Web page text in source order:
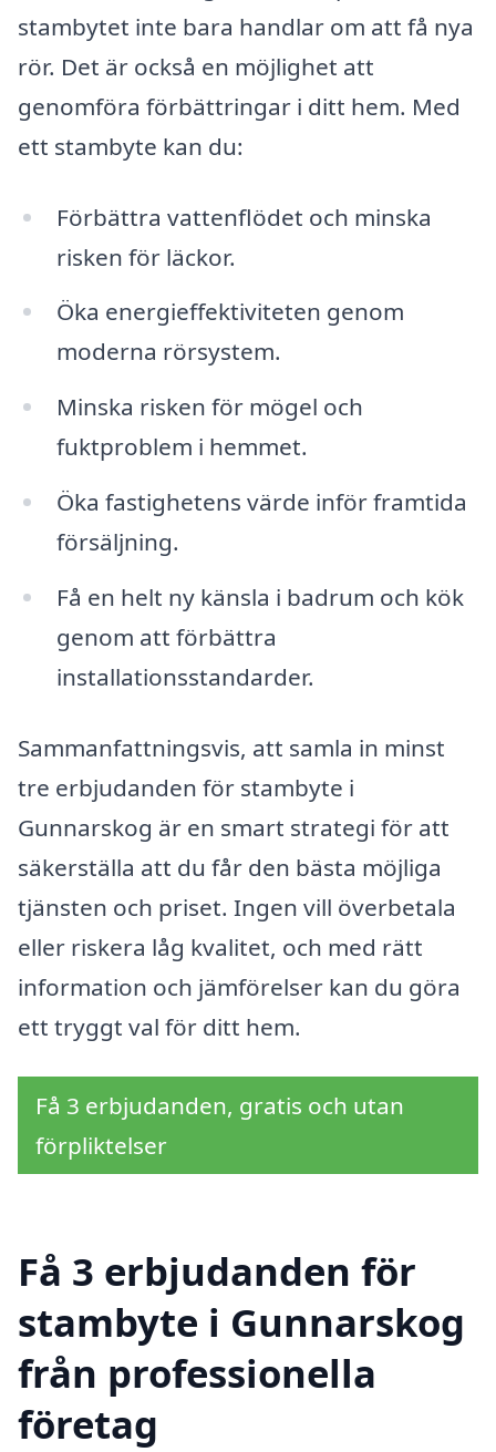
stambytet inte bara handlar om att få nya
rör. Det är också en möjlighet att
genomföra förbättringar i ditt hem. Med
ett stambyte kan du:
Förbättra vattenflödet och minska
risken för läckor.
Öka energieffektiviteten genom
moderna rörsystem.
Minska risken för mögel och
fuktproblem i hemmet.
Öka fastighetens värde inför framtida
försäljning.
Få en helt ny känsla i badrum och kök
genom att förbättra
installationsstandarder.
Sammanfattningsvis, att samla in minst
tre erbjudanden för stambyte i
Gunnarskog är en smart strategi för att
säkerställa att du får den bästa möjliga
tjänsten och priset. Ingen vill överbetala
eller riskera låg kvalitet, och med rätt
information och jämförelser kan du göra
ett tryggt val för ditt hem.
Få 3 erbjudanden, gratis och utan
förpliktelser
Få 3 erbjudanden för
stambyte i Gunnarskog
från professionella
företag